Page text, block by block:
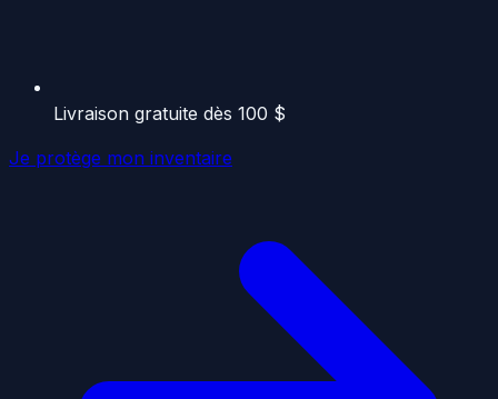
Livraison gratuite dès 100 $
Je protège mon inventaire